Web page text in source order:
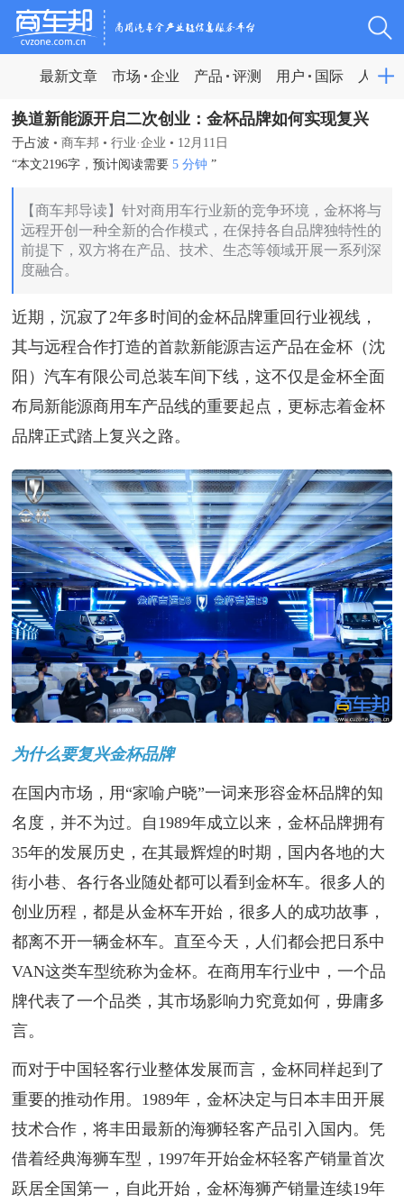
最新文章 市场 企业 产品 评测 用户 国际 人物
换道新能源开启二次创业：金杯品牌如何实现复兴
于占波 • 商车邦 • 行业·企业 • 12月11日
“本文2196字，预计阅读需要5 分钟”
【商车邦导读】针对商用车行业新的竞争环境，金杯将与
远程开创一种全新的合作模式，在保持各自品牌独特性的
前提下，双方将在产品、技术、生态等领域开展一系列深
度融合。
近期，沉寂了2年多时间的金杯品牌重回行业视线，
其与远程合作打造的首款新能源吉运产品在金杯（沈
阳）汽车有限公司总装车间下线，这不仅是金杯全面
布局新能源商用车产品线的重要起点，更标志着金杯
品牌正式踏上复兴之路。
为什么要复兴金杯品牌
在国内市场，用“家喻户晓”一词来形容金杯品牌的知
名度，并不为过。自1989年成立以来，金杯品牌拥有
35年的发展历史，在其最辉煌的时期，国内各地的大
街小巷、各行各业随处都可以看到金杯车。很多人的
创业历程，都是从金杯车开始，很多人的成功故事，
都离不开一辆金杯车。直至今天，人们都会把日系中
VAN这类车型统称为金杯。在商用车行业中，一个品
牌代表了一个品类，其市场影响力究竟如何，毋庸多
言。
而对于中国轻客行业整体发展而言，金杯同样起到了
重要的推动作用。1989年，金杯决定与日本丰田开展
技术合作，将丰田最新的海狮轻客产品引入国内。凭
借着经典海狮车型，1997年开始金杯轻客产销量首次
跃居全国第一，自此开始，金杯海狮产销量连续19年